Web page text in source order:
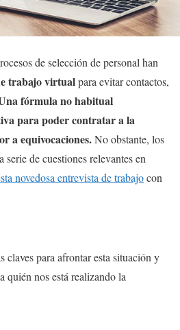
de selección de personal han
trabajo virtualpara evitar contactos,
fórmula no habitual
para poder contratar a la
a equivocaciones.No obstante, los
serie de cuestiones relevantes en
novedosa entrevista de trabajocon
claves para afrontar esta situación y
quién nos está realizando la